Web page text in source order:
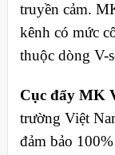
truyền cảm.
kênh có mức
thuộc dòng V-
Cục đẩy MK
trường Việt
đảm bảo